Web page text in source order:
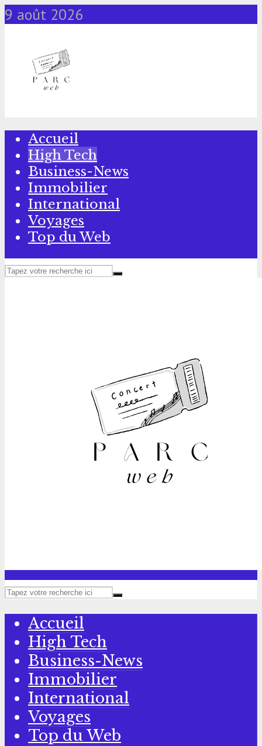
9 août 2026
Accueil
High Tech
Business-News
Immobilier
International
Voyages
Top du Web
Accueil
High Tech
Business-News
Immobilier
International
Voyages
Top du Web